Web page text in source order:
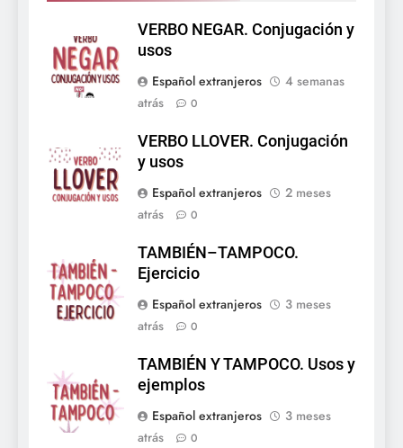
VERBO NEGAR. Conjugación y
usos
Español extranjeros
4 semanas
atrás
0
VERBO LLOVER. Conjugación
y usos
Español extranjeros
2 meses
atrás
0
TAMBIÉN–TAMPOCO.
Ejercicio
Español extranjeros
3 meses
atrás
0
TAMBIÉN Y TAMPOCO. Usos y
ejemplos
Español extranjeros
3 meses
atrás
0